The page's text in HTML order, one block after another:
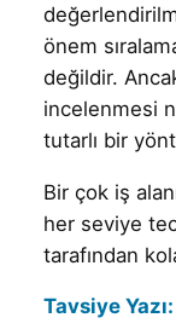
önem
değildir.
incelenmesi
tutarlı bir
Bir çok iş
her seviye
tarafından
Tavsiye Yazı: